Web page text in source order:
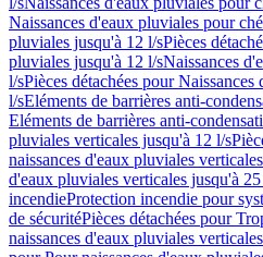
Naissances d'eaux pluviales pour
pluviales jusqu'à 12 l/sPièces
pluviales jusqu'à 12 l/sNaissances
l/sPièces détachées pour
l/sEléments de barrières anti-
Eléments de barrières anti-
pluviales verticales jusqu'à 12 l/s
naissances d'eaux pluviales
d'eaux pluviales verticales jusqu'à
incendieProtection incendie pour
de sécuritéPièces détachées pour
naissances d'eaux pluviales